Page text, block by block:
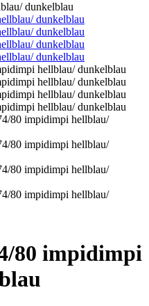
dunkelblau
80 impidimpi